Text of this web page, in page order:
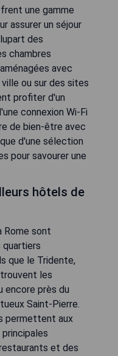
une gamme
assurer un séjour
des
chambres
avec
ou sur des sites
profiter d'un
connexion Wi-Fi
de bien-être avec
d'une sélection
pour savourer une
hôtels de
Rome sont
quartiers
que le Tridente,
les
encore près du
Saint-Pierre.
permettent aux
et des